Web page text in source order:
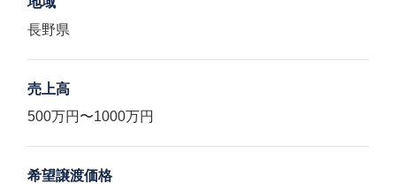
長野県
売上高
500万円〜1000万円
希望譲渡価格